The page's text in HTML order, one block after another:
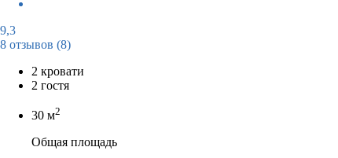
9,3
8 отзывов (8)
2 кровати
2 гостя
30 м2
Общая площадь